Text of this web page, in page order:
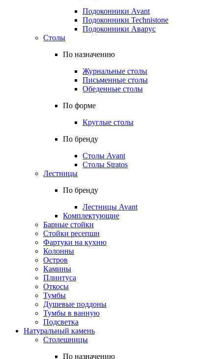
Подоконники Avant
Подоконники Technistone
Подоконники Аварус
Столы
По назначению
Журнальные столы
Письменные столы
Обеденные столы
По форме
Круглые столы
По бренду
Столы Avant
Столы Stratos
Лестницы
По бренду
Лестницы Avant
Комплектующие
Барные стойки
Стойки ресепшн
Фартуки на кухню
Колонны
Остров
Камины
Плинтуса
Откосы
Тумбы
Душевые поддоны
Тумбы в ванную
Подсветка
Натуральный камень
Столешницы
По назначению